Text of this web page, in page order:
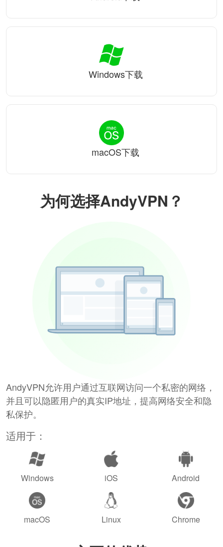
为何选择AndyVPN？
AndyVPN允许用户通过互联网访问一个私密的网络，
并且可以隐匿用户的真实IP地址，提高网络安全和隐
私保护。
适用于：
Windows iOS Android
macOS Linux Chrome
Windows下载
macOS下载